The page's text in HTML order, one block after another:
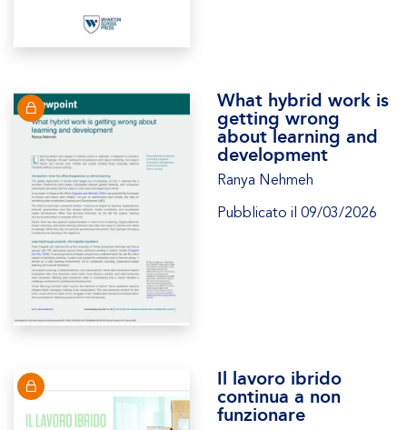
What hybrid work is
getting wrong
about learning and
development
Ranya Nehmeh
Pubblicato il 09/03/2026
Il lavoro ibrido
continua a non
funzionare